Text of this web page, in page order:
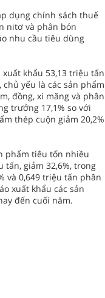
dụng chính sách thuế
nitơ và phân bón
nhu cầu tiêu dùng
khẩu 53,13 triệu tấn
yếu là các sản phẩm
đồng, xi măng và phân
trưởng 17,1% so với
thép cuộn giảm 20,2%
phẩm tiêu tốn nhiều
tấn, giảm 32,6%, trong
và 0,649 triệu tấn phân
xuất khẩu các sản
đến cuối năm.